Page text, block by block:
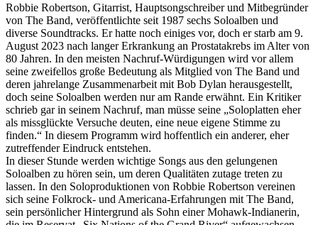
Robbie Robertson, Gitarrist, Hauptsongschreiber und Mitbegründer
von The Band, veröffentlichte seit 1987 sechs Soloalben und
diverse Soundtracks. Er hatte noch einiges vor, doch er starb am 9.
August 2023 nach langer Erkrankung an Prostatakrebs im Alter von
80 Jahren. In den meisten Nachruf-Würdigungen wird vor allem
seine zweifellos große Bedeutung als Mitglied von The Band und
deren jahrelange Zusammenarbeit mit Bob Dylan herausgestellt,
doch seine Soloalben werden nur am Rande erwähnt. Ein Kritiker
schrieb gar in seinem Nachruf, man müsse seine „Soloplatten eher
als missglückte Versuche deuten, eine neue eigene Stimme zu
finden.“ In diesem Programm wird hoffentlich ein anderer, eher
zutreffender Eindruck entstehen.
In dieser Stunde werden wichtige Songs aus den gelungenen
Soloalben zu hören sein, um deren Qualitäten zutage treten zu
lassen. In den Soloproduktionen von Robbie Robertson vereinen
sich seine Folkrock- und Americana-Erfahrungen mit The Band,
sein persönlicher Hintergrund als Sohn einer Mohawk-Indianerin,